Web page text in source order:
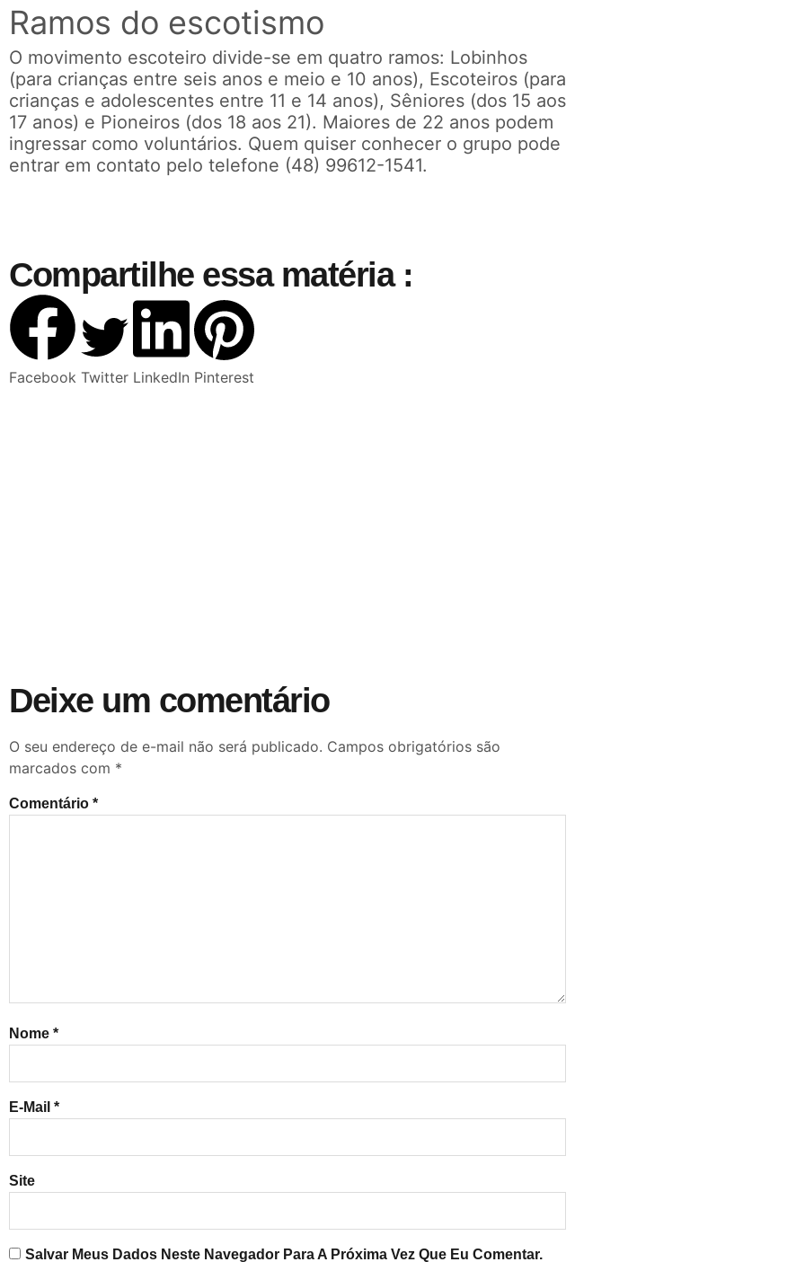
Ramos do escotismo
O movimento escoteiro divide-se em quatro ramos: Lobinhos
(para crianças entre seis anos e meio e 10 anos), Escoteiros (para
crianças e adolescentes entre 11 e 14 anos), Sêniores (dos 15 aos
17 anos) e Pioneiros (dos 18 aos 21). Maiores de 22 anos podem
ingressar como voluntários. Quem quiser conhecer o grupo pode
entrar em contato pelo telefone (48) 99612-1541.
Compartilhe essa matéria :
Facebook Twitter LinkedIn Pinterest
Deixe um comentário
O seu endereço de e-mail não será publicado. Campos obrigatórios são
marcados com *
Comentário *
Nome *
E-Mail *
Site
Salvar Meus Dados Neste Navegador Para A Próxima Vez Que Eu Comentar.